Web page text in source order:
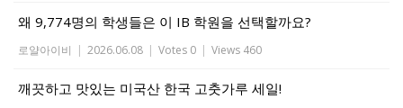
왜 9,774명의 학생들은 이 IB 학원을 선택할까요?
로얄아이비 | 2026.06.08 | Votes 0 | Views 460
깨끗하고 맛있는 미국산 한국 고춧가루 세일!